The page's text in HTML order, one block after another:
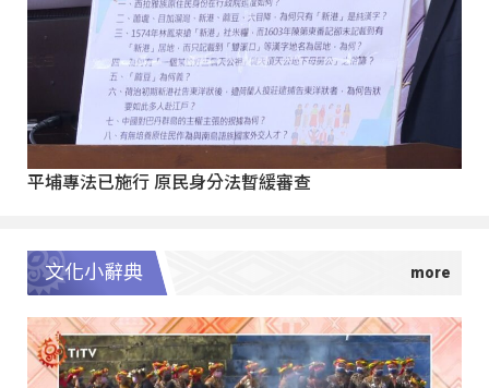
平埔專法已施行 原民身分法暫緩審查
文化小辭典